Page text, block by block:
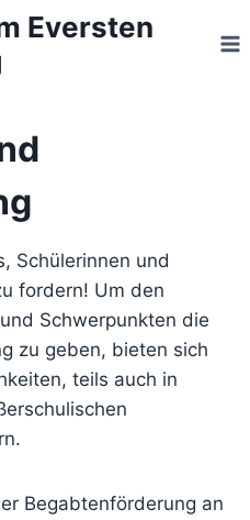
Eversten
Schülerinnen und
fordern! Um den
Schwerpunkten die
zu geben, bieten sich
teils auch in
Begabtenförderung an